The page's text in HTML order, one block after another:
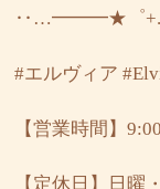
‥…━━━★゜
#エルヴィア
【営業時間】
【定休日】日曜